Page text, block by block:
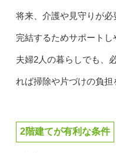
将来、介護や見守りが
完結するためサポートし
夫婦2人の暮らしでも、
れば掃除や片づけの負担
2階建てが有利な条件